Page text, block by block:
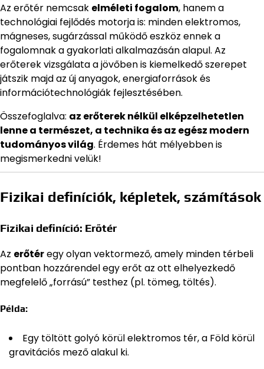
Az erőtér nemcsak elméleti fogalom, hanem a
technológiai fejlődés motorja is: minden elektromos,
mágneses, sugárzással működő eszköz ennek a
fogalomnak a gyakorlati alkalmazásán alapul. Az
erőterek vizsgálata a jövőben is kiemelkedő szerepet
játszik majd az új anyagok, energiaforrások és
információtechnológiák fejlesztésében.
Összefoglalva: az erőterek nélkül elképzelhetetlen
lenne a természet, a technika és az egész modern
tudományos világ. Érdemes hát mélyebben is
megismerkedni velük!
Fizikai definíciók, képletek, számítások
Fizikai definíció: Erőtér
Az erőtéregy olyan vektormező, amely minden térbeli
pontban hozzárendel egy erőt az ott elhelyezkedő
megfelelő „forrású” testhez (pl. tömeg, töltés).
Példa:
Egy töltött golyó körül elektromos tér, a Föld körül
gravitációs mező alakul ki.